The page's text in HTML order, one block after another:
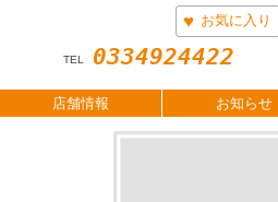
お気に入り
TEL 0334924422
店舗情報 お知らせ